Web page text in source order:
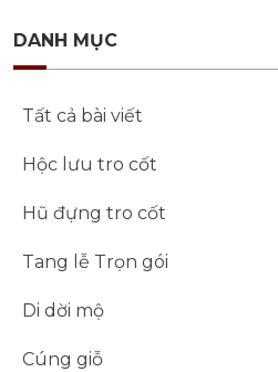
DANH MỤC
Tất cả bài viết
Hộc lưu tro cốt
Hũ đựng tro cốt
Tang lễ Trọn gói
Di dời mộ
Cúng giỗ